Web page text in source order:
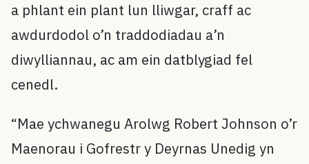
a phlant ein plant lun lliwgar, craff ac
awdurdodol o’n traddodiadau a’n
diwylliannau, ac am ein datblygiad fel
cenedl.
“Mae ychwanegu Arolwg Robert Johnson o’r
Maenorau i Gofrestr y Deyrnas Unedig yn